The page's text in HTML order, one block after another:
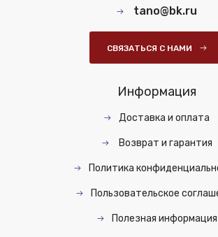
tano@bk.ru
СВЯЗАТЬСЯ С НАМИ
Информация
Доставка и оплата
Возврат и гарантия
Политика
Пользовательское
Полезная информация